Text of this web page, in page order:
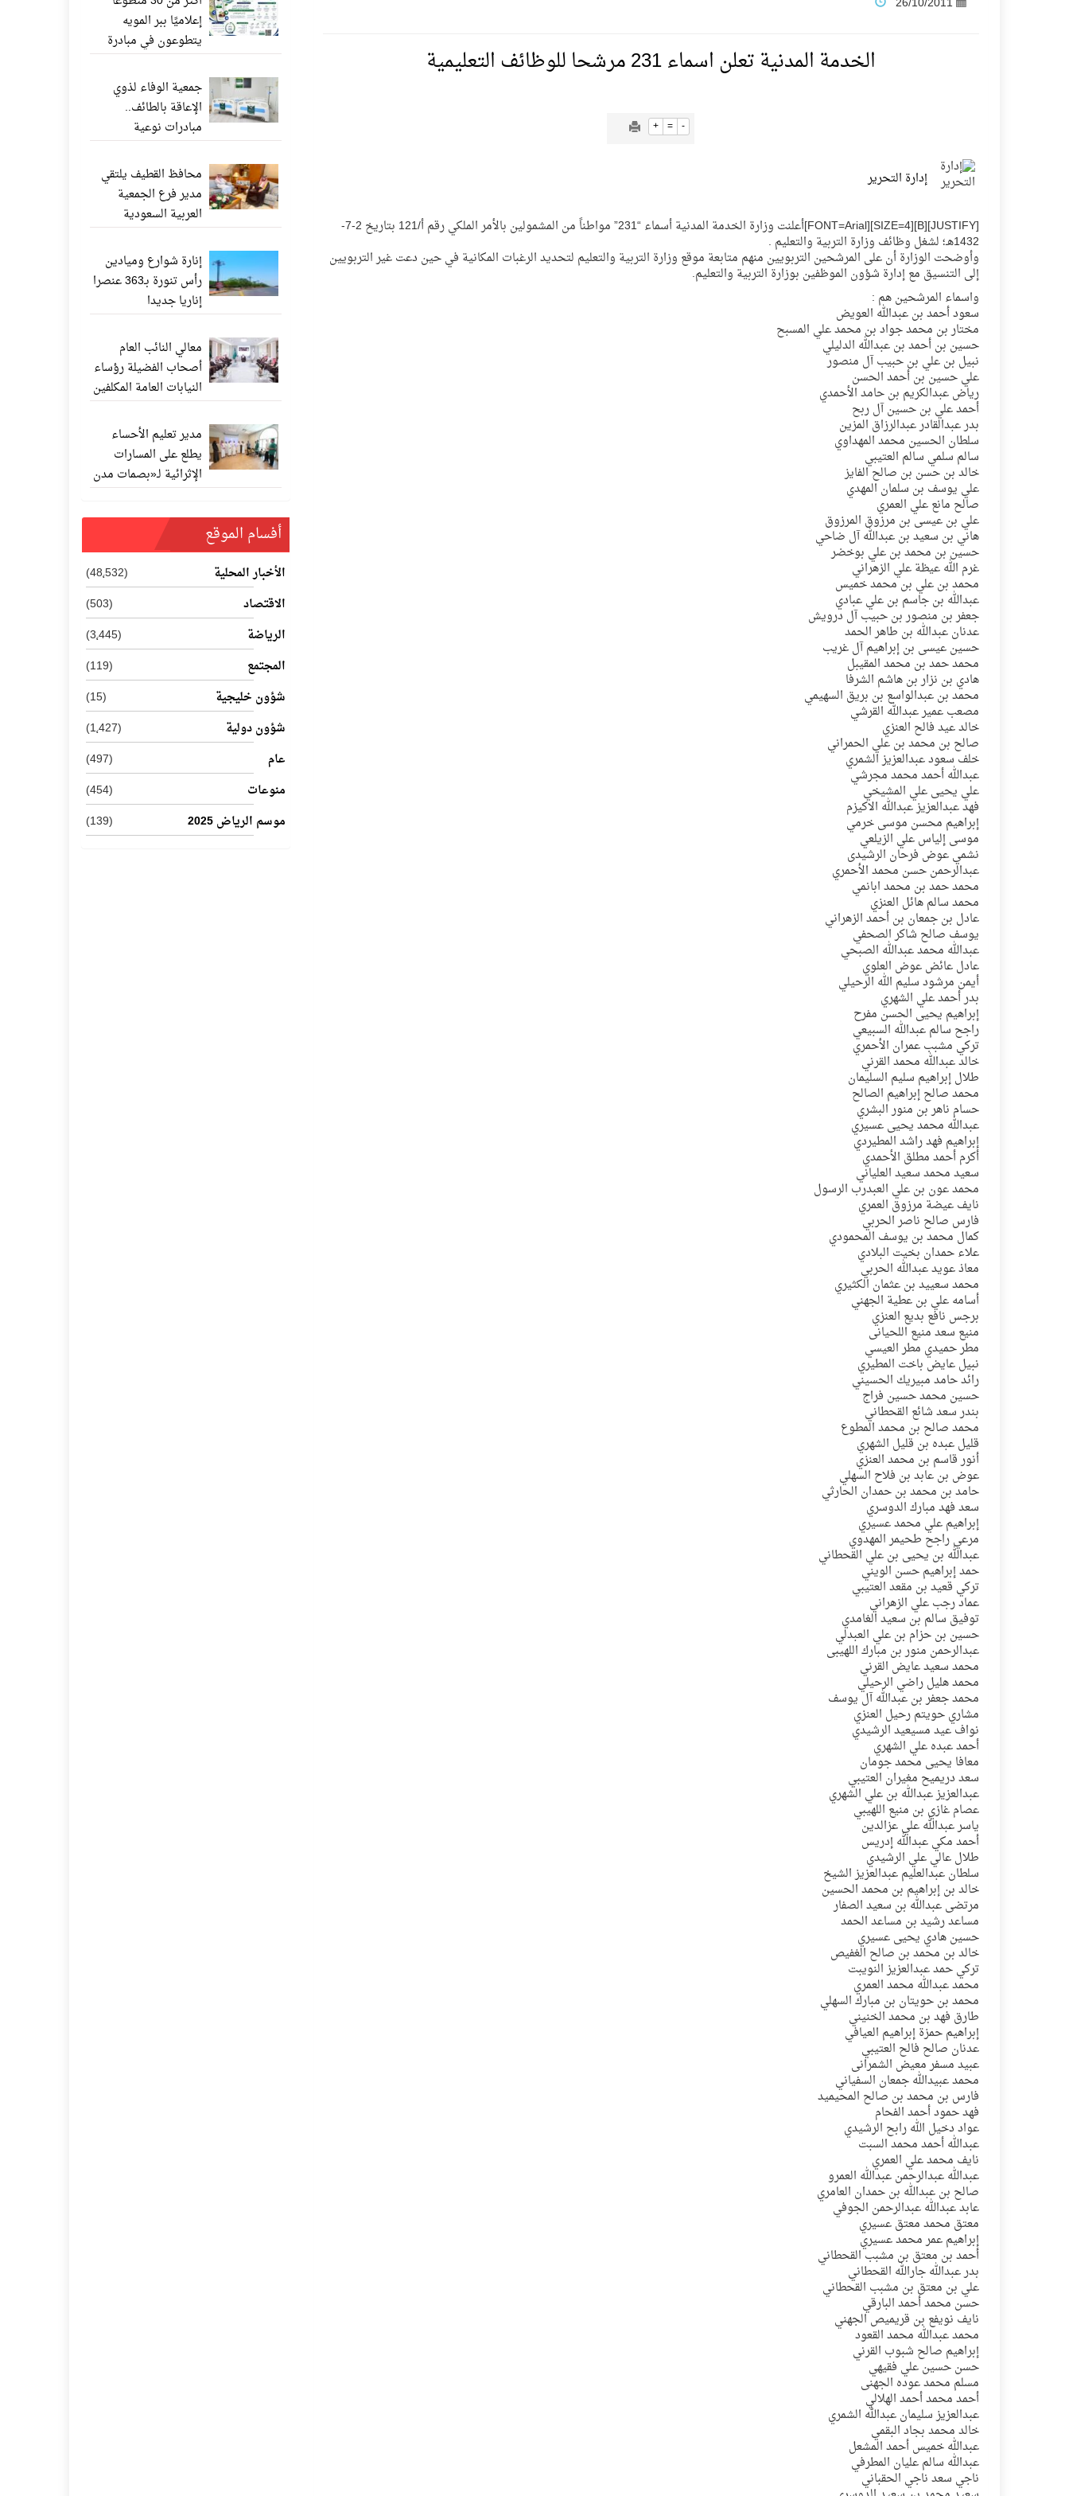
نادي النور يحقق المركز الأول في منافسات كرة السلة بالأولمبياد الخاص لدوم الرياضة للجميع
كأس العالم للرياضات الإلكترونية شاهد على ريادة المملكة والنهضة الشاملة فيها
المنتخب السعودي ينافس (64) دولة في أولمبياد الفلك والفيزياء الفلكية الدولي بالهند
كأس العالم للرياضات الإلكترونية: فريق Karmine Corp الفرنسي بطلًا لبطولة Rocket League
من المعذر إلى المونديال.. رسائل ثقة ودعم تؤكد: كلنا مع الأخضر
إعلاميًا ببر المويه
يتطوعون في مبادرة
«ناشر الخير» عبر
واتساب
جمعية الوفاء لذوي
الإعاقة بالطائف..
مبادرات نوعية
وإنجازات إنسانية تعزز
جودة الحياة
محافظ القطيف يلتقي
مدير فرع الجمعية
العربية السعودية
للثقافة والفنون بالدمام
إنارة شوارع وميادين
رأس تنورة بـ363 عنصرا
إناريا جديدا
معالي النائب العام
أصحاب الفضيلة رؤساء
النيابات العامة المكلفين
حديثًا
مدير تعليم الأحساء
يطلع على المسارات
الإثرائية لـ«بصمات مدن
المستقبل 202
أفسام الموقع
الأخبار المحلية
(48٬532)
الاقتصاد
(503)
الرياضة
(3٬445)
المجتمع
(119)
شؤون خليجية
(15)
شؤون دولية
(1٬427)
عام
(497)
منوعات
(454)
موسم الرياض 2025
(139)
الخدمة المدنية تعلن اسماء 231 مرشحا للوظائف التعليمية
+ = -
إدارة التحرير
[JUSTIFY][B][SIZE=4][FONT=Arial]أعلنت وزارة الخدمة المدنية أسماء “231” مواطناً من المشمولين بالأمر الملكي رقم أ/121 بتاريخ 2-7-
1432هـ؛ لشغل وظائف وزارة التربية والتعليم .
وأوضحت الوزارة أن على المرشحين التربويين منهم متابعة موقع وزارة التربية والتعليم لتحديد الرغبات المكانية في حين دعت غير التربويين
إلى التنسيق مع إدارة شؤون الموظفين بوزارة التربية والتعليم.
واسماء المرشحين هم :
سعود أحمد بن عبدالله العويض
مختار بن محمد جواد بن محمد علي المسبح
حسين بن أحمد بن عبدالله الدليلي
نبيل بن علي بن حبيب آل منصور
علي حسين بن أحمد الحسن
رياض عبدالكريم بن حامد الأحمدي
أحمد علي بن حسين آل ربح
بدر عبدالقادر عبدالرزاق المزين
سلطان الحسين محمد المهداوي
سالم سلمي سالم العتيبي
خالد بن حسن بن صالح الفايز
علي يوسف بن سلمان المهدي
صالح مانع علي العمري
علي بن عيسى بن مرزوق المرزوق
هاني بن سعيد بن عبدالله آل ضاحي
حسين بن محمد بن علي بوخضر
غرم الله عيظة علي الزهراني
محمد بن علي بن محمد خميس
عبدالله بن جاسم بن علي عبادي
جعفر بن منصور بن حبيب آل درويش
عدنان عبدالله بن طاهر الحمد
حسين عيسى بن إبراهيم آل غريب
محمد حمد بن محمد المقيبل
هادي بن نزار بن هاشم الشرفا
محمد بن عبدالواسع بن بريق السهيمي
مصعب عمير عبدالله القرشي
خالد عيد فالح العنزي
صالح بن محمد بن علي الحمراني
خلف سعود عبدالعزيز الشمري
عبدالله أحمد محمد مجرشي
علي يحيى علي المشيخي
فهد عبدالعزيز عبدالله الاكيزم
إبراهيم محسن موسى خرمي
موسى إلياس علي الزيلعي
نشمي عوض فرحان الرشيدى
عبدالرحمن حسن محمد الأحمري
محمد حمد بن محمد ابانمي
محمد سالم هائل العنزي
عادل بن جمعان بن أحمد الزهراني
يوسف صالح شاكر الصحفي
عبدالله محمد عبدالله الصبحي
عادل عائض عوض العلوي
أيمن مرشود سليم الله الرحيلي
بدر أحمد علي الشهري
إبراهيم يحيى الحسن مفرح
راجح سالم عبدالله السبيعي
تركي مشبب عمران الأحمري
خالد عبدالله محمد القرني
طلال إبراهيم سليم السليمان
محمد صالح إبراهيم الصالح
حسام ناهر بن منور البشري
عبدالله محمد يحيى عسيري
إبراهيم فهد راشد المطيردي
أكرم أحمد مطلق الأحمدي
سعيد محمد سعيد العلياني
محمد عون بن علي العبدرب الرسول
نايف عيضة مرزوق العمري
فارس صالح ناصر الحربي
كمال محمد بن يوسف المحمودي
علاء حمدان بخيت البلادي
معاذ عويد عبدالله الحربي
محمد سعييد بن عثمان الكثيري
أسامه علي بن عطية الجهني
برجس نافع بديع العنزي
منيع سعد منيع اللحيانى
مطر حميدي مطر العيسي
نبيل عايض باخت المطيري
رائد حامد مبيريك الحسيني
حسين محمد حسين فراج
بندر سعد شائع القحطاني
محمد صالح بن محمد المطوع
قليل عبده بن قليل الشهري
أنور قاسم بن محمد العنزي
عوض بن عابد بن فلاح السهلي
حامد بن محمد بن حمدان الحارثي
سعد فهد مبارك الدوسري
إبراهيم علي محمد عسيري
مرعي راجح طحيمر المهدوي
عبدالله بن يحيى بن علي القحطاني
حمد إبراهيم حسن الويني
تركي قعيد بن مقعد العتيبي
عماد رجب علي الزهراني
توفيق سالم بن سعيد الغامدي
حسين بن حزام بن علي العبدلي
عبدالرحمن منور بن مبارك اللهيبى
محمد سعيد عايض القرني
محمد هليل راضي الرحيلي
محمد جعفر بن عبدالله آل يوسف
مشاري حويتم رحيل العنزي
نواف عيد مسيعيد الرشيدي
أحمد عبده علي الشهري
معافا يحيى محمد جومان
سعد دريميح مغيران العتيبي
عبدالعزيز عبدالله بن علي الشهري
عصام غازي بن منيع اللهيبي
ياسر عبدالله علي عزالدين
أحمد مكي عبدالله إدريس
طلال عالي علي الرشيدي
سلطان عبدالعليم عبدالعزيز الشيخ
خالد بن إبراهيم بن محمد الحسين
مرتضى عبدالله بن سعيد الصفار
مساعد رشيد بن مساعد الحمد
حسين هادي يحيى عسيري
خالد بن محمد بن صالح الغفيص
تركي حمد عبدالعزيز النويبت
محمد عبدالله محمد العمري
محمد بن حويتان بن مبارك السهلي
طارق فهد بن محمد الخنيني
إبراهيم حمزة إبراهيم العيافي
عدنان صالح فالح العتيبي
عبيد مسفر معيض الشمرانى
محمد عبيدالله جمعان السفياني
فارس بن محمد بن صالح المحيميد
فهد حمود أحمد الفحام
عواد دخيل الله رابح الرشيدي
عبدالله أحمد محمد السبت
نايف محمد علي العمري
عبدالله عبدالرحمن عبدالله العمرو
صالح بن عبدالله بن حمدان العامري
عابد عبدالله عبدالرحمن الجوفي
معتق محمد معتق عسيري
إبراهيم عمر محمد عسيري
أحمد بن معتق بن مشبب القحطاني
بدر عبدالله جارالله القحطاني
علي بن معتق بن مشبب القحطاني
حسن محمد أحمد البارقي
نايف نويفع بن قريميص الجهني
محمد عبدالله محمد القعود
إبراهيم صالح شبوب القرني
حسن حسين علي فقيهي
مسلم محمد عوده الجهنى
أحمد محمد أحمد الهلالي
عبدالعزيز سليمان عبدالله الشمري
خالد محمد بجاد البقمي
عبدالله خميس أحمد المشعل
عبدالله سالم عليان المطرفي
ناجي سعد ناجي الحقباني